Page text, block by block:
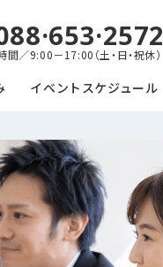
間／9:00－17:00（土・日・祝休）
イベントスケジュール